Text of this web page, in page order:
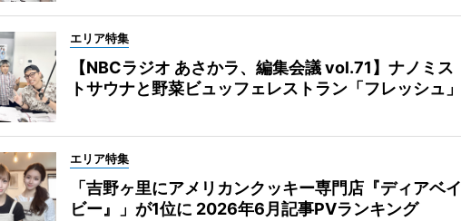
エリア特集
【NBCラジオ あさかラ、編集会議 vol.71】ナノミス
トサウナと野菜ビュッフェレストラン「フレッシュ」
エリア特集
「吉野ヶ里にアメリカンクッキー専門店『ディアベイ
ビー』」が1位に 2026年6月記事PVランキング